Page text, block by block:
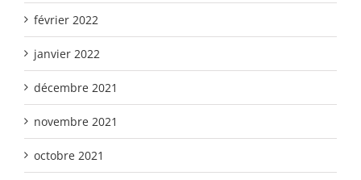
février 2022
janvier 2022
décembre 2021
novembre 2021
octobre 2021